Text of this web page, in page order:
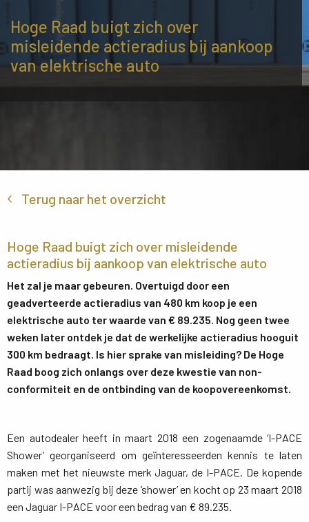
Hoge Raad buigt zich over
misleidende actieradius bij aankoop
van elektrische auto
Terug naar het overzicht
Hoge Raad buigt zich over misleidende
actieradius bij aankoop van elektrische auto
Het zal je maar gebeuren. Overtuigd door een
geadverteerde actieradius van 480 km koop je een
elektrische auto ter waarde van € 89.235. Nog geen twee
weken later ontdek je dat de werkelijke actieradius hooguit
300 km bedraagt. Is hier sprake van misleiding? De Hoge
Raad boog zich onlangs over deze kwestie van non-
conformiteit en de ontbinding van de koopovereenkomst.
Een autodealer heeft in maart 2018 een zogenaamde ‘I-PACE
Shower’ georganiseerd om geïnteresseerden kennis te laten
maken met het nieuwste merk Jaguar, de I-PACE. De kopende
partij was aanwezig bij deze ‘shower’ en kocht op 23 maart 2018
een Jaguar I-PACE voor een bedrag van € 89.235.